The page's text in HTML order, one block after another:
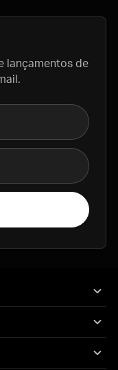
lançamentos de